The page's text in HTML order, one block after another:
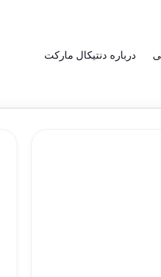
درباره دنتیکال مارکت